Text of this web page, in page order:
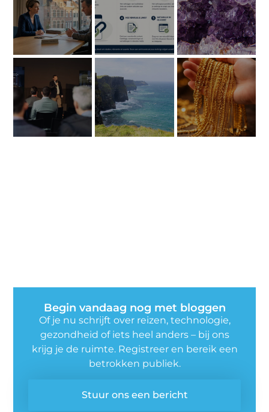
Begin vandaag nog met bloggen
Of je nu schrijft over reizen, technologie,
gezondheid of iets heel anders – bij ons
krijg je de ruimte. Registreer en bereik een
betrokken publiek.
Stuur ons een bericht